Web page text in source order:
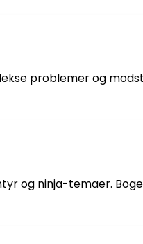
problemer og
og ninja-temaer.